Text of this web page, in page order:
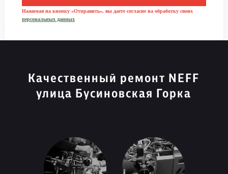
Нажимая на кнопку «Отправить», вы даете согласие на обработку своих
персональных данных
Качественный ремонт NEFF
улица Бусиновская Горка